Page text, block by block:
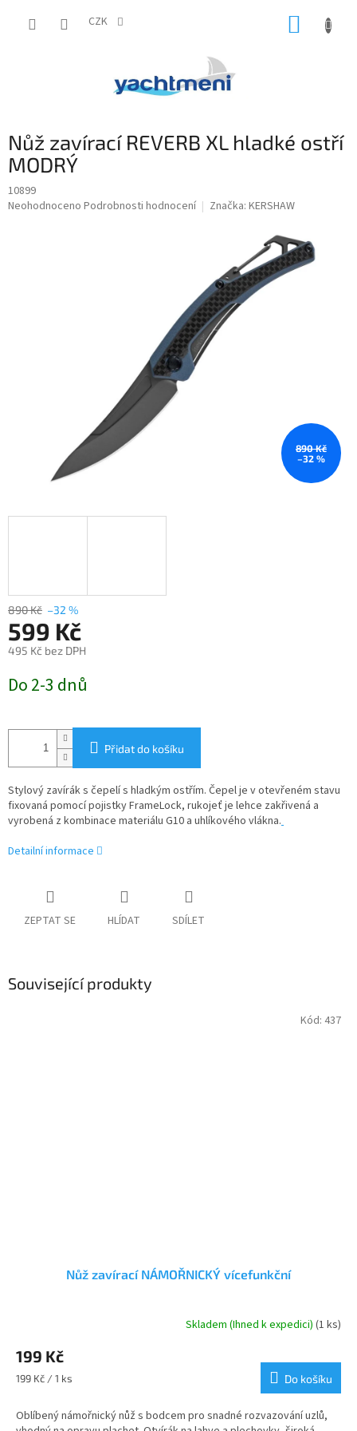
CZK
Nůž zavírací REVERB XL hladké ostří
MODRÝ
10899
Průměrné
Neohodnoceno Podrobnosti hodnocení Značka: KERSHAW
890 Kč
–32 %
890 Kč –32 %
599 Kč
495 Kč bez DPH
cena:
Do 2-3 dnů
Přidat do košíku
Stylový zavírák s čepelí s hladkým ostřím. Čepel je v otevřeném stavu
fixovaná pomocí pojistky FrameLock, rukojeť je lehce zakřivená a
vyrobená z kombinace materiálu G10 a uhlíkového vlákna.
Detailní informace
ZEPTAT SE HLÍDAT SDÍLET
Související produkty
Nůž zavírací NÁMOŘNICKÝ vícefunkční
produktu
je
4,5
5
Skladem (Ihned k expedici)(1 ks)
199 Kč
Měrná
199 Kč / 1 ks Do košíku
Oblíbený námořnický nůž s bodcem pro snadné rozvazování uzlů,
Kód: 437